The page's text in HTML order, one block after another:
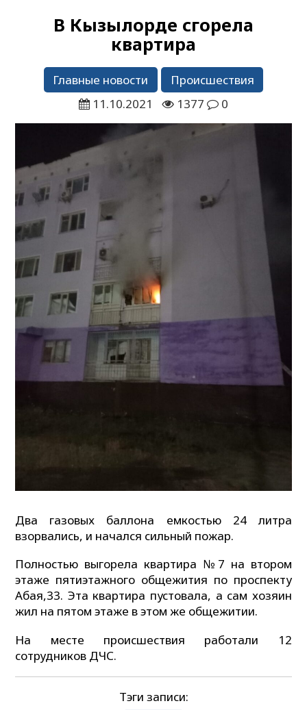
В Кызылорде сгорела
квартира
Главные новости
Происшествия
11.10.2021
1377 0
Два газовых баллона емкостью 24 литра
взорвались, и начался сильный пожар.
Полностью выгорела квартира №7 на втором
этаже пятиэтажного общежития по проспекту
Абая,33. Эта квартира пустовала, а сам хозяин
жил на пятом этаже в этом же общежитии.
На месте происшествия работали 12
сотрудников ДЧС.
Тэги записи: